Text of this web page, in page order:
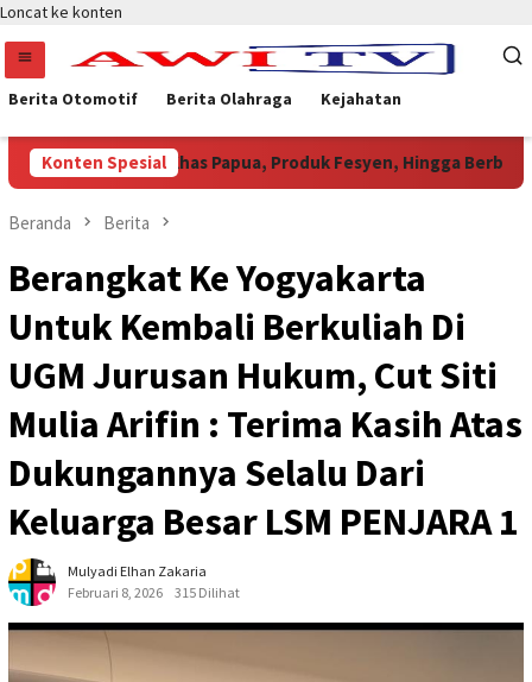
Loncat ke konten
Berita Otomotif Berita Olahraga Kejahatan
Konten Spesial
Batik Khas Papua, Produk Fesyen, Hingga Berbagai Karrya
Beranda Berita
Berangkat Ke Yogyakarta
Untuk Kembali Berkuliah Di
UGM Jurusan Hukum, Cut Siti
Mulia Arifin : Terima Kasih Atas
Dukungannya Selalu Dari
Keluarga Besar LSM PENJARA 1
Mulyadi Elhan Zakaria
Februari 8, 2026
315 Dilihat